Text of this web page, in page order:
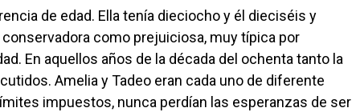
de edad. Ella tenía dieciocho y él dieciséis y
como prejuiciosa, muy típica por
En aquellos años de la década del ochenta tanto la
Amelia y Tadeo eran cada uno de diferente
impuestos, nunca perdían las esperanzas de ser